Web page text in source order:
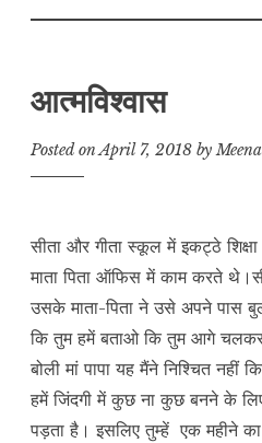
आत्मविश्वास
Posted onApril 7, 2018 by
सीता और गीता स्कूल में इकट्ठे
माता पिता ऑफिस में काम करते
उसके माता-पिता ने उसे अपने पास
कि तुम हमें बताओ कि तुम आगे चलकर
बोली मां पापा यह मैंने निश्चित नहीं
हमें जिंदगी में कुछ ना कुछ बनने के
पड़ता है। इसलिए तुम्हें एक महीने